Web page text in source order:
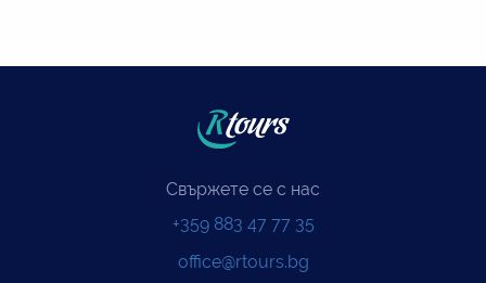
Свържете се с нас
+359 883 47 77 35
office@rtours.bg